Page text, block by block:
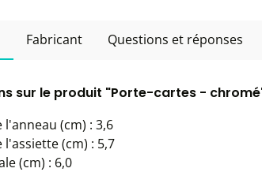
Fabricant Questions et réponses
sur le produit "Porte-cartes -
(cm) : 3,6
(cm) : 5,7
(cm) : 6,0